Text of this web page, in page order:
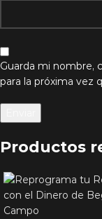
Guarda mi nombre,
para la próxima vez
Productos